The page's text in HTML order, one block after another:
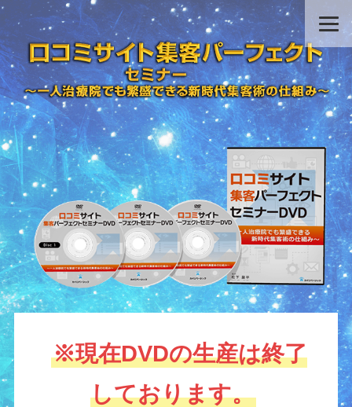
※現在DVDの生産は終了
しております。